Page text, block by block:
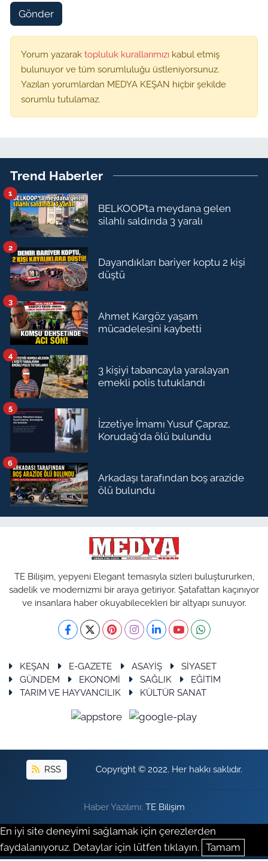
Gönder
Yorum yazarak topluluk kurallarımızı kabul etmiş
bulunuyor ve tüm sorumluluğu üstleniyorsunuz.
Yazılan yorumlardan MEDYA KEŞAN hiçbir şekilde
sorumlu tutulamaz.
Trend Haberler
BELKOOP’ta meydana gelen
silahlı saldırıda 3 yaralı
1
Dayandıkları bariyer koptu 2 kişi
düştü
2
Ahmet Kargöz yaşam
mücadelesini kaybetti
3
3 kişiyi tabancayla yaralayan
emekli polis tutuklandı
4
İzzetiye İmamı Yusuf Çapraz,
Korudağ'da ölü bulundu
5
Arkadaşı tarafından boş arazide
ölü bulundu
6
TE Bilişim, yepyeni Elegant temasıyla sizleri buluştururken,
sadelik ve modernizmi bir araya getiriyor. Şatafattan kaçınıyor
ve insanlara haber okuyabilecekleri bir altyapı sunuyor.
KEŞAN E-GAZETE ASAYİŞ
SİYASET
GÜNDEM
EKONOMİ SAĞLIK
EĞİTİM
TARIM VE HAYVANCILIK
KÜLTÜR SANAT
RSS Copyright © 2022. Her hakkı saklıdır.
Haber Yazılımı: TE Bilişim
En iyi site deneyimi sağlamak için çerezlerden
faydalanıyoruz. Detaylar için lütfen tıklayın. Tamam